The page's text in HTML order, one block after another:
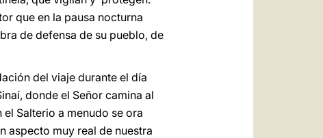
que en la pausa nocturna
de defensa de su pueblo, de
del viaje durante el día
donde el Señor camina al
el Salterio a menudo se ora
aspecto muy real de nuestra